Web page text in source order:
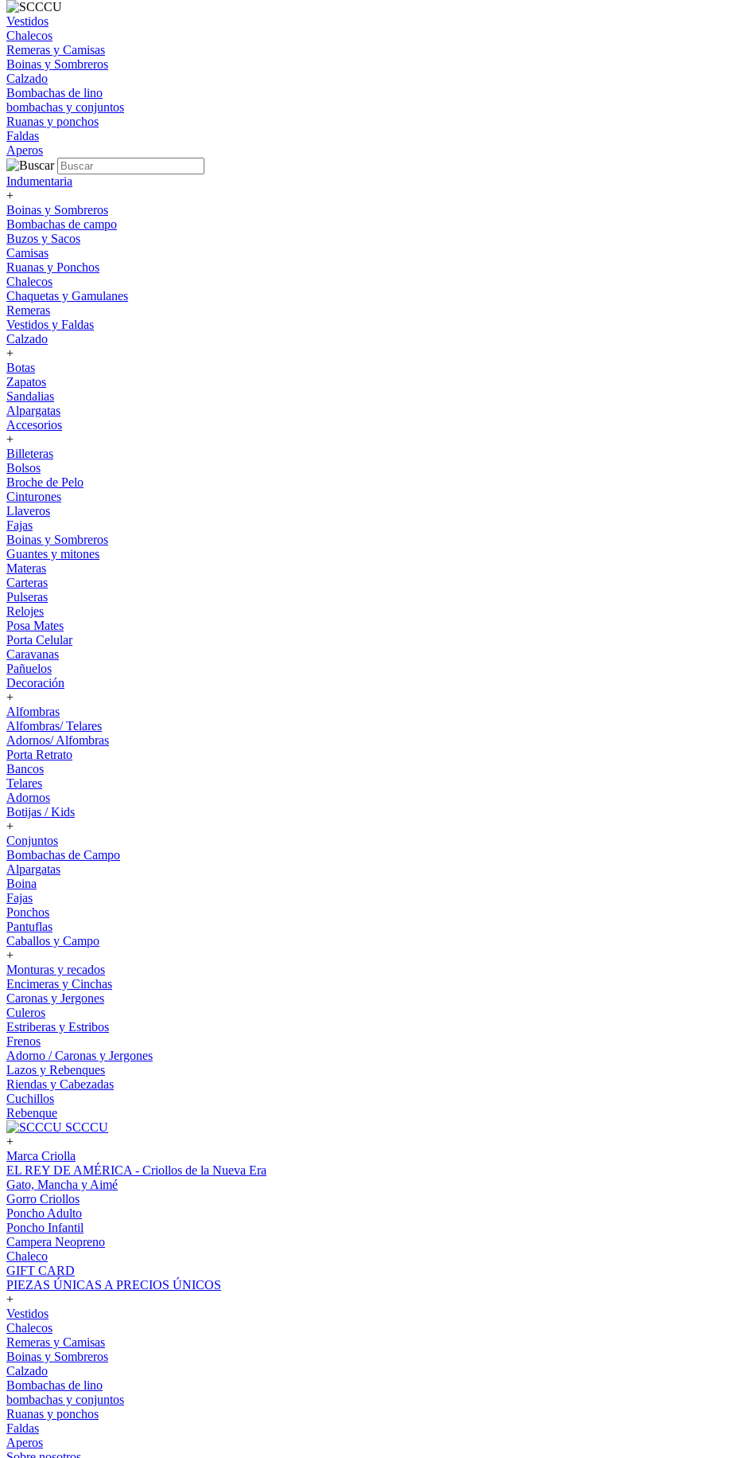
Vestidos
Chalecos
Remeras y Camisas
Boinas y Sombreros
Calzado
Bombachas de lino
bombachas y conjuntos
Ruanas y ponchos
Faldas
Aperos
Indumentaria
+
Boinas y Sombreros
Bombachas de campo
Buzos y Sacos
Camisas
Ruanas y Ponchos
Chalecos
Chaquetas y Gamulanes
Remeras
Vestidos y Faldas
Calzado
+
Botas
Zapatos
Sandalias
Alpargatas
Accesorios
+
Billeteras
Bolsos
Broche de Pelo
Cinturones
Llaveros
Fajas
Boinas y Sombreros
Guantes y mitones
Materas
Carteras
Pulseras
Relojes
Posa Mates
Porta Celular
Caravanas
Pañuelos
Decoración
+
Alfombras
Alfombras/ Telares
Adornos/ Alfombras
Porta Retrato
Bancos
Telares
Adornos
Botijas / Kids
+
Conjuntos
Bombachas de Campo
Alpargatas
Boina
Fajas
Ponchos
Pantuflas
Caballos y Campo
+
Monturas y recados
Encimeras y Cinchas
Caronas y Jergones
Culeros
Estriberas y Estribos
Frenos
Adorno / Caronas y Jergones
Lazos y Rebenques
Riendas y Cabezadas
Cuchillos
Rebenque
SCCCU
+
Marca Criolla
EL REY DE AMÉRICA - Criollos de la Nueva Era
Gato, Mancha y Aimé
Gorro Criollos
Poncho Adulto
Poncho Infantil
Campera Neopreno
Chaleco
GIFT CARD
PIEZAS ÚNICAS A PRECIOS ÚNICOS
+
Vestidos
Chalecos
Remeras y Camisas
Boinas y Sombreros
Calzado
Bombachas de lino
bombachas y conjuntos
Ruanas y ponchos
Faldas
Aperos